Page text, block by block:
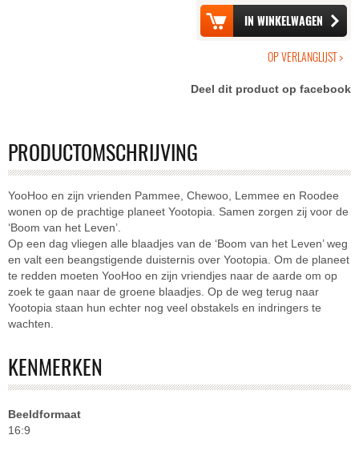
Deel dit product op facebook
PRODUCTOMSCHRIJVING
YooHoo en zijn vrienden Pammee, Chewoo, Lemmee en Roodee
wonen op de prachtige planeet Yootopia. Samen zorgen zij voor de
‘Boom van het Leven’.
Op een dag vliegen alle blaadjes van de ‘Boom van het Leven’ weg
en valt een beangstigende duisternis over Yootopia. Om de planeet
te redden moeten YooHoo en zijn vriendjes naar de aarde om op
zoek te gaan naar de groene blaadjes. Op de weg terug naar
Yootopia staan hun echter nog veel obstakels en indringers te
wachten.
KENMERKEN
Beeldformaat
16:9